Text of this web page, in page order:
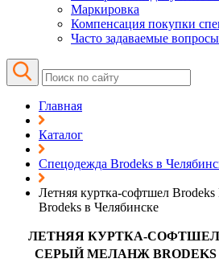
Маркировка
Компенсация покупки
Часто задаваемые вопросы
Главная
Каталог
Спецодежда Brodeks в
Летняя куртка-софтшел
Brodeks в Челябинске
ЛЕТНЯЯ КУРТКА-СОФТШЕЛ
СЕРЫЙ МЕЛАНЖ